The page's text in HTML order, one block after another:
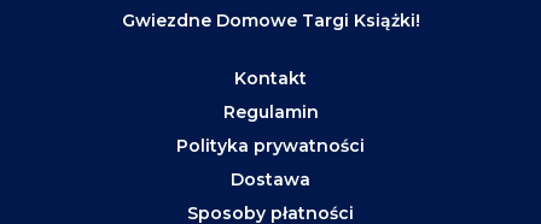
Gwiezdne Domowe Targi Książki!
Kontakt
Regulamin
Polityka prywatności
Dostawa
Sposoby płatności